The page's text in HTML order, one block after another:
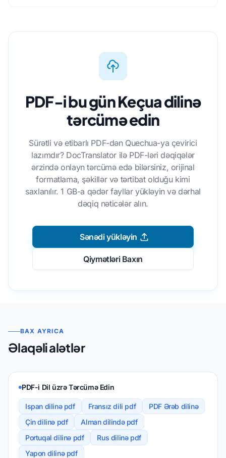
PDF-i bu gün Keçua dilinə
tərcümə edin
Sürətli və etibarlı PDF-dən Quechua-ya çevirici
lazımdır? DocTranslator ilə PDF-ləri dəqiqələr
ərzində onlayn tərcümə edə bilərsiniz, orijinal
formatlama, şəkillər və tərtibat olduğu kimi
saxlanılır. 1 GB-a qədər fayllar yükləyin və dərhal
dəqiq nəticələr alın.
Sənədi yükləyin
Qiymətləri Baxın
BAX AYRICA
Əlaqəli alətlər
PDF-i Dil üzrə Tərcümə Edin
Ispan dilinə pdf Fransız dili pdf
PDF Ərəb dilinə
Çin dilinə pdf
Alman dilində pdf
Portuqal dilinə pdf
Rus dilinə pdf
Yapon dilinə pdf